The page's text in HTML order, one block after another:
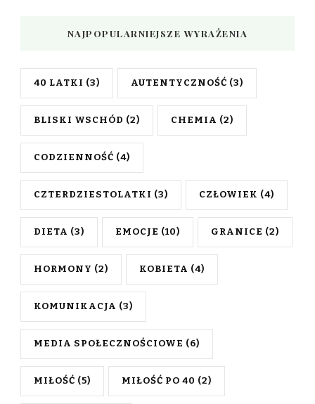
NAJPOPULARNIEJSZE WYRAŻENIA
40 LATKI (3) AUTENTYCZNOŚĆ (3)
BLISKI WSCHÓD (2) CHEMIA (2)
CODZIENNOŚĆ (4)
CZTERDZIESTOLATKI (3) CZŁOWIEK (4)
DIETA (3) EMOCJE (10) GRANICE (2)
HORMONY (2) KOBIETA (4)
KOMUNIKACJA (3)
MEDIA SPOŁECZNOŚCIOWE (6)
MIŁOŚĆ (5) MIŁOŚĆ PO 40 (2)